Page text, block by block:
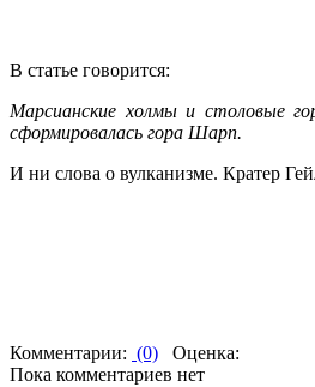
В статье говорится:
Марсианские холмы и столовые
сформировалась гора Шарп.
И ни слова о вулканизме. Кратер
Комментарии: (0) Оценка:
Пока комментариев нет